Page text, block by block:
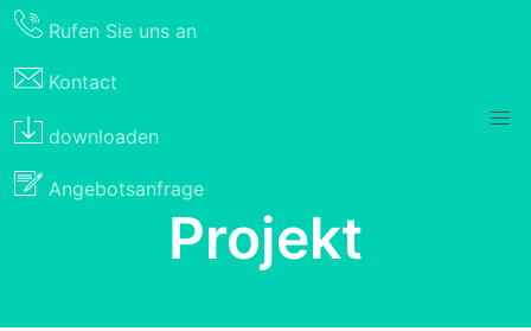
Rufen Sie uns an
Kontact
downloaden
Angebotsanfrage
Projekt